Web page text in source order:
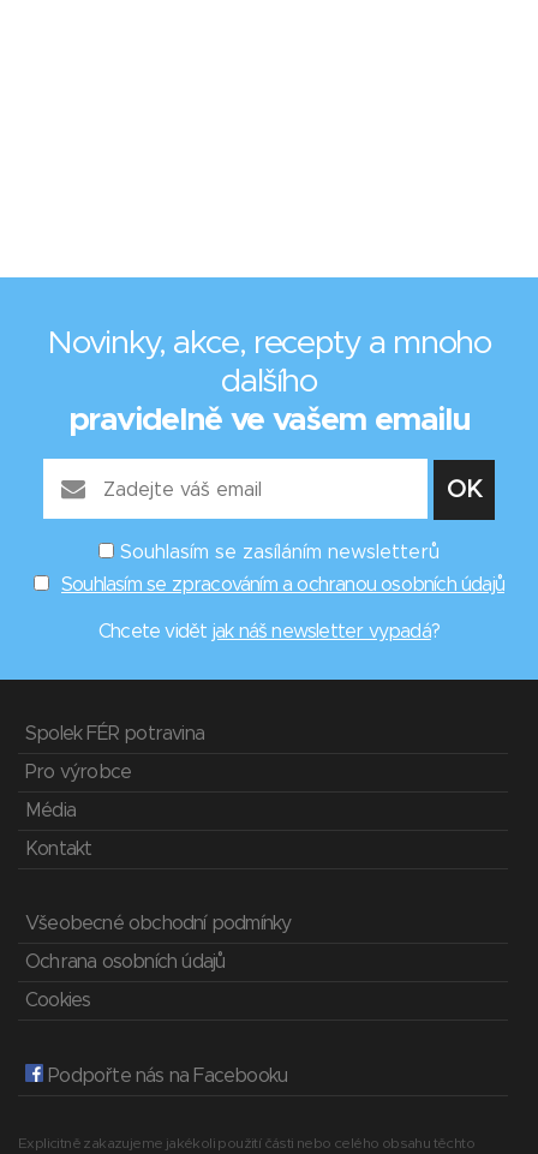
Novinky, akce, recepty a mnoho
dalšího
pravidelně ve vašem emailu
Souhlasím se zasíláním newsletterů
Souhlasím se zpracováním a ochranou osobních údajů
Chcete vidět jak náš newsletter vypadá?
Spolek FÉR potravina
Pro výrobce
Média
Kontakt
Všeobecné obchodní podmínky
Ochrana osobních údajů
Cookies
Podpořte nás na Facebooku
Explicitně zakazujeme jakékoli použití části nebo celého obsahu těchto